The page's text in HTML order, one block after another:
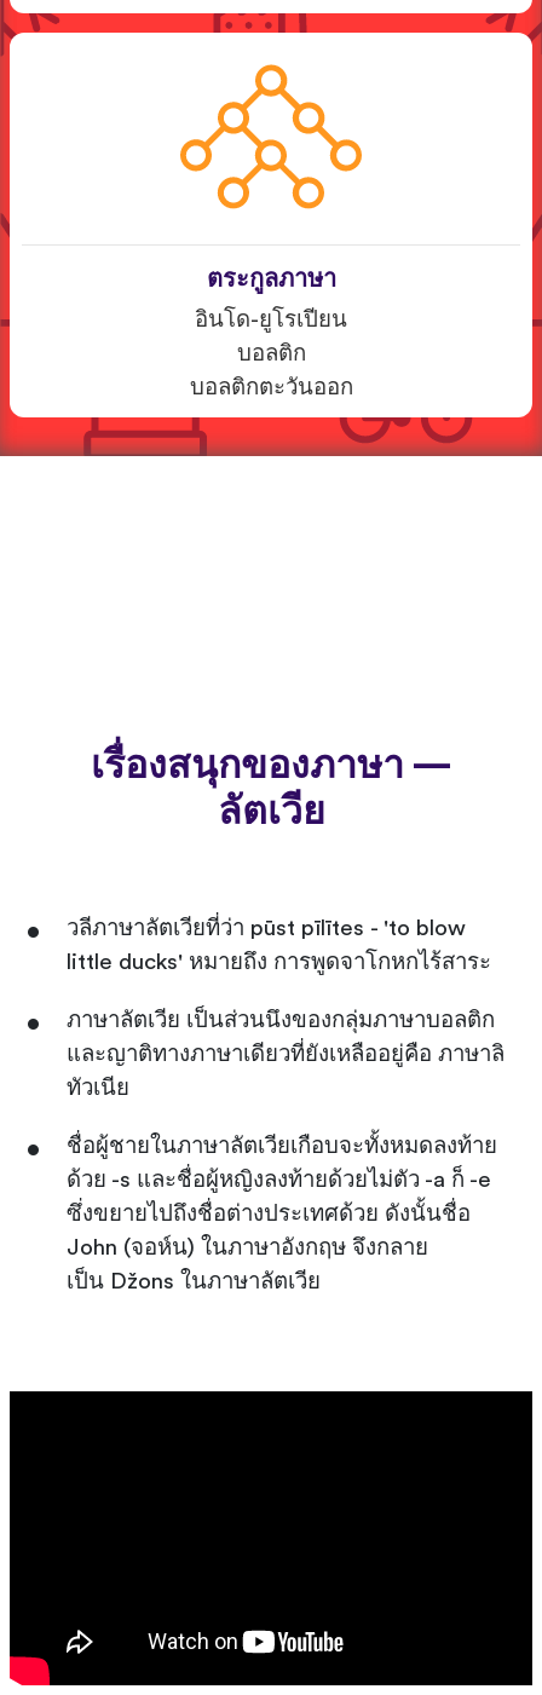
ตระกูลภาษา
อินโด-ยูโรเปียน
บอลติก
บอลติกตะวันออก
เรื่องสนุกของภาษา —
ลัตเวีย
วลีภาษาลัตเวียที่ว่า pūst pīlītes - 'to blow
little ducks' หมายถึง การพูดจาโกหกไร้สาระ
ภาษาลัตเวีย เป็นส่วนนึงของกลุ่มภาษาบอลติก
และญาติทางภาษาเดียวที่ยังเหลืออยู่คือ ภาษาลิ
ทัวเนีย
ชื่อผู้ชายในภาษาลัตเวียเกือบจะทั้งหมดลงท้าย
ด้วย -s และชื่อผู้หญิงลงท้ายด้วยไม่ตัว -a ก็ -e
ซึ่งขยายไปถึงชื่อต่างประเทศด้วย ดังนั้นชื่อ
John (จอห์น) ในภาษาอังกฤษ จึงกลาย
เป็น Džons ในภาษาลัตเวีย